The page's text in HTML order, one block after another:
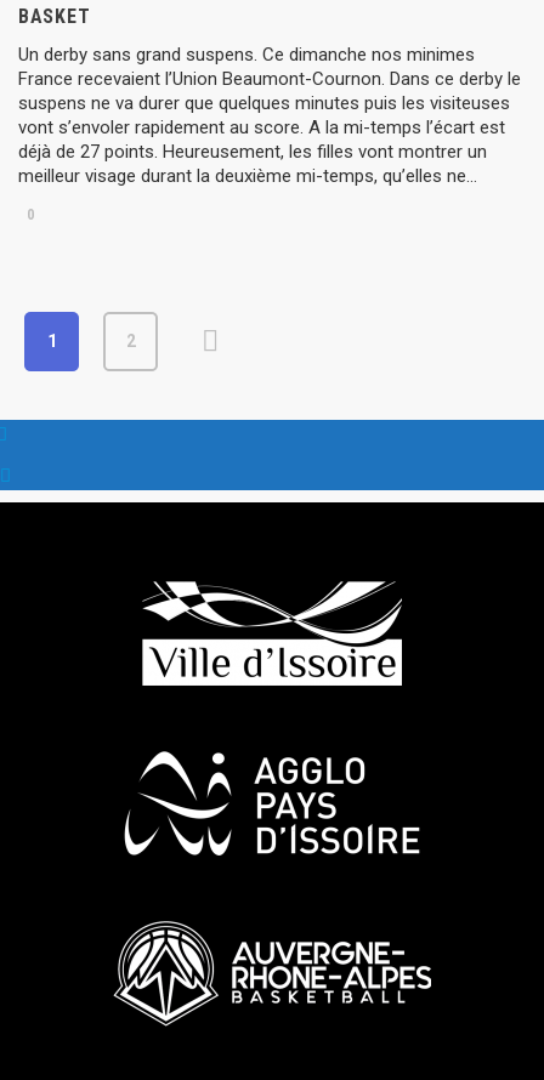
BASKET
Un derby sans grand suspens. Ce dimanche nos minimes
France recevaient l’Union Beaumont-Cournon. Dans ce derby le
suspens ne va durer que quelques minutes puis les visiteuses
vont s’envoler rapidement au score. A la mi-temps l’écart est
déjà de 27 points. Heureusement, les filles vont montrer un
meilleur visage durant la deuxième mi-temps, qu’elles ne…
0
1 2